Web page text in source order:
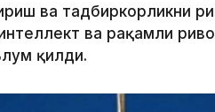
ва тадбиркорликни
ва рақамли
қилди.